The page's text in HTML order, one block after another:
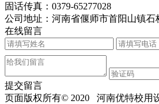
固话传真： 0379-65277028
公司地址：河南省偃师市首阳山镇石
在线留言
提交留言
页面版权所有© 2020 河南优特校用